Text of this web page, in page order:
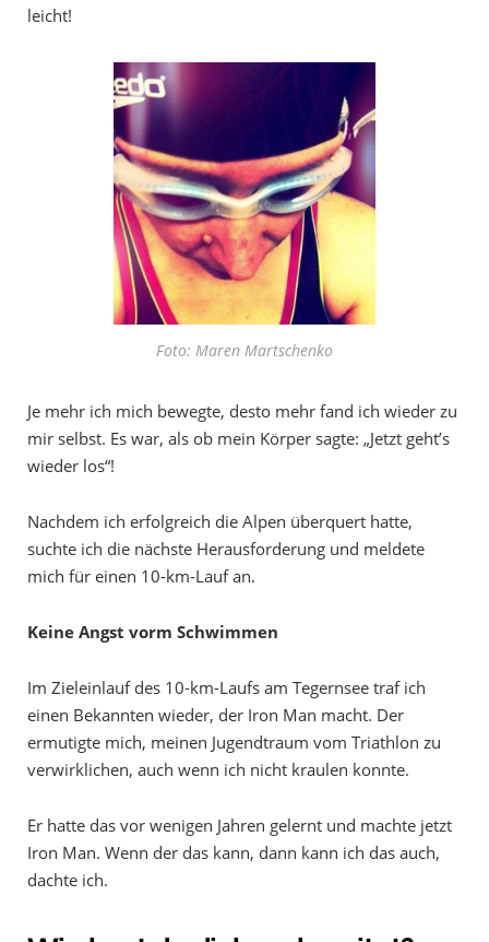
leicht!
Foto: Maren Martschenko
Je mehr ich mich bewegte, desto mehr fand ich wieder zu
mir selbst. Es war, als ob mein Körper sagte: „Jetzt geht’s
wieder los“!
Nachdem ich erfolgreich die Alpen überquert hatte,
suchte ich die nächste Herausforderung und meldete
mich für einen 10-km-Lauf an.
Keine Angst vorm Schwimmen
Im Zieleinlauf des 10-km-Laufs am Tegernsee traf ich
einen Bekannten wieder, der Iron Man macht. Der
ermutigte mich, meinen Jugendtraum vom Triathlon zu
verwirklichen, auch wenn ich nicht kraulen konnte.
Er hatte das vor wenigen Jahren gelernt und machte jetzt
Iron Man. Wenn der das kann, dann kann ich das auch,
dachte ich.